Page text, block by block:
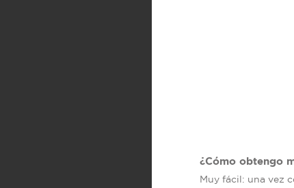
¿Cómo obtengo
Muy fácil: una vez